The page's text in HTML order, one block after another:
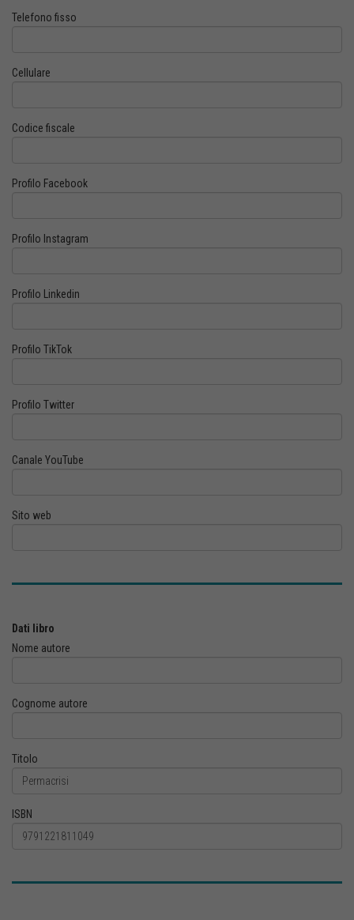
Telefono fisso
Cellulare
Codice fiscale
Profilo Facebook
Profilo Instagram
Profilo Linkedin
Profilo TikTok
Profilo Twitter
Canale YouTube
Sito web
Dati libro
Nome autore
Cognome autore
Titolo
ISBN